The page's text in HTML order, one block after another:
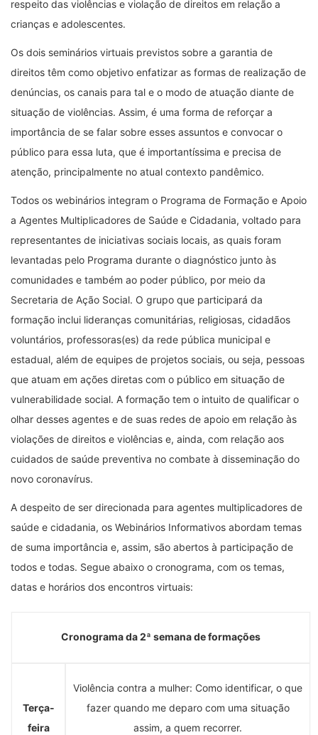
respeito das violências e violação de direitos em relação a
crianças e adolescentes.
Os dois seminários virtuais previstos sobre a garantia de
direitos têm como objetivo enfatizar as formas de realização de
denúncias, os canais para tal e o modo de atuação diante de
situação de violências. Assim, é uma forma de reforçar a
importância de se falar sobre esses assuntos e convocar o
público para essa luta, que é importantíssima e precisa de
atenção, principalmente no atual contexto pandêmico.
Todos os webinários integram o Programa de Formação e Apoio
a Agentes Multiplicadores de Saúde e Cidadania, voltado para
representantes de iniciativas sociais locais, as quais foram
levantadas pelo Programa durante o diagnóstico junto às
comunidades e também ao poder público, por meio da
Secretaria de Ação Social. O grupo que participará da
formação inclui lideranças comunitárias, religiosas, cidadãos
voluntários, professoras(es) da rede pública municipal e
estadual, além de equipes de projetos sociais, ou seja, pessoas
que atuam em ações diretas com o público em situação de
vulnerabilidade social. A formação tem o intuito de qualificar o
olhar desses agentes e de suas redes de apoio em relação às
violações de direitos e violências e, ainda, com relação aos
cuidados de saúde preventiva no combate à disseminação do
novo coronavírus.
A despeito de ser direcionada para agentes multiplicadores de
saúde e cidadania, os Webinários Informativos abordam temas
de suma importância e, assim, são abertos à participação de
todos e todas. Segue abaixo o cronograma, com os temas,
datas e horários dos encontros virtuais:
Cronograma da 2ª semana de formações
Terça-
feira
Violência contra a mulher: Como identificar, o que
fazer quando me deparo com uma situação
assim, a quem recorrer.